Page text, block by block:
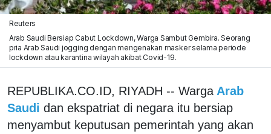
Reuters
Arab Saudi Bersiap Cabut Lockdown, Warga Sambut Gembira. Seorang
pria Arab Saudi jogging dengan mengenakan masker selama periode
lockdown atau karantina wilayah akibat Covid-19.
REPUBLIKA.CO.ID, RIYADH -- Warga Arab
Saudi dan ekspatriat di negara itu bersiap
menyambut keputusan pemerintah yang akan